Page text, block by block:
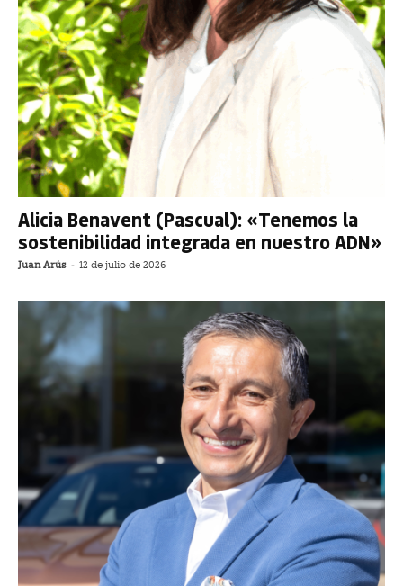
Alicia Benavent (Pascual): «Tenemos la
sostenibilidad integrada en nuestro ADN»
Juan Arús - 12 de julio de 2026